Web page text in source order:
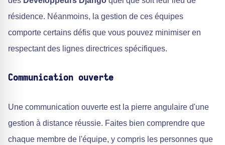
résidence. Néanmoins, la gestion de ces équipes
comporte certains défis que vous pouvez minimiser en
respectant des lignes directrices spécifiques.
Communication ouverte
Une communication ouverte est la pierre angulaire d'une
gestion à distance réussie. Faites bien comprendre que
chaque membre de l'équipe, y compris les personnes que